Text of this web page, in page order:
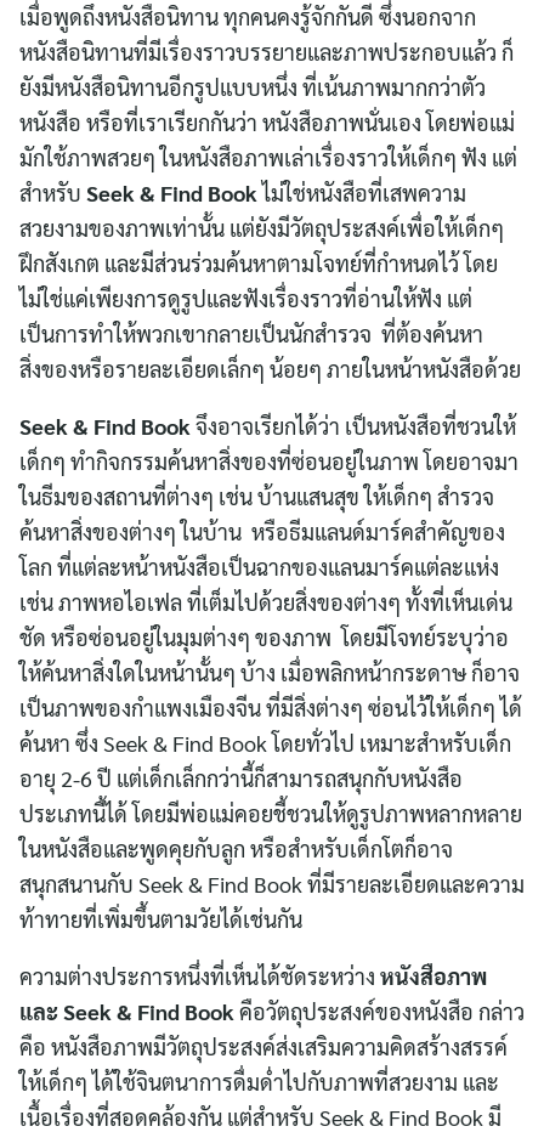
เมื่อพูดถึงหนังสือนิทาน ทุกคนคงรู้จักกันดี ซึ่งนอกจาก
หนังสือนิทานที่มีเรื่องราวบรรยายและภาพประกอบแล้ว ก็
ยังมีหนังสือนิทานอีกรูปแบบหนึ่ง ที่เน้นภาพมากกว่าตัว
หนังสือ หรือที่เราเรียกกันว่า หนังสือภาพนั่นเอง โดยพ่อแม่
มักใช้ภาพสวยๆ ในหนังสือภาพเล่าเรื่องราวให้เด็กๆ ฟัง แต่
สำหรับ Seek & Find Bookไม่ใช่หนังสือที่เสพความ
สวยงามของภาพเท่านั้น แต่ยังมีวัตถุประสงค์เพื่อให้เด็กๆ
ฝึกสังเกต และมีส่วนร่วมค้นหาตามโจทย์ที่กำหนดไว้ โดย
ไม่ใช่แค่เพียงการดูรูปและฟังเรื่องราวที่อ่านให้ฟัง แต่
เป็นการทำให้พวกเขากลายเป็นนักสำรวจ ที่ต้องค้นหา
สิ่งของหรือรายละเอียดเล็กๆ น้อยๆ ภายในหน้าหนังสือด้วย
Seek & Find Book จึงอาจเรียกได้ว่า เป็นหนังสือที่ชวนให้
เด็กๆ ทำกิจกรรมค้นหาสิ่งของที่ซ่อนอยู่ในภาพ โดยอาจมา
ในธีมของสถานที่ต่างๆ เช่น บ้านแสนสุข ให้เด็กๆ สำรวจ
ค้นหาสิ่งของต่างๆ ในบ้าน หรือธีมแลนด์มาร์คสำคัญของ
โลก ที่แต่ละหน้าหนังสือเป็นฉากของแลนมาร์คแต่ละแห่ง
เช่น ภาพหอไอเฟล ที่เต็มไปด้วยสิ่งของต่างๆ ทั้งที่เห็นเด่น
ชัด หรือซ่อนอยู่ในมุมต่างๆ ของภาพ โดยมีโจทย์ระบุว่าอ
ให้ค้นหาสิ่งใดในหน้านั้นๆ บ้าง เมื่อพลิกหน้ากระดาษ ก็อาจ
เป็นภาพของกำแพงเมืองจีน ที่มีสิ่งต่างๆ ซ่อนไว้ให้เด็กๆ ได้
ค้นหา ซึ่ง Seek & Find Book โดยทั่วไป เหมาะสำหรับเด็ก
อายุ 2-6 ปี แต่เด็กเล็กกว่านี้ก็สามารถสนุกกับหนังสือ
ประเภทนี้ได้ โดยมีพ่อแม่คอยชี้ชวนให้ดูรูปภาพหลากหลาย
ในหนังสือและพูดคุยกับลูก หรือสำหรับเด็กโตก็อาจ
สนุกสนานกับ Seek & Find Book ที่มีรายละเอียดและความ
ท้าทายที่เพิ่มขึ้นตามวัยได้เช่นกัน
ความต่างประการหนึ่งที่เห็นได้ชัดระหว่าง หนังสือภาพ
และ Seek & Find Book คือวัตถุประสงค์ของหนังสือ กล่าว
คือ หนังสือภาพมีวัตถุประสงค์ส่งเสริมความคิดสร้างสรรค์
ให้เด็กๆ ได้ใช้จินตนาการดื่มด่ำไปกับภาพที่สวยงาม และ
เนื้อเรื่องที่สอดคล้องกัน แต่สำหรับ Seek & Find Book มี